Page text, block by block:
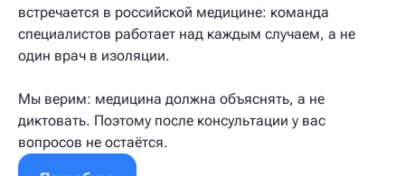
встречается в российской медицине: команда
специалистов работает над каждым случаем, а не
один врач в изоляции.
Мы верим: медицина должна объяснять, а не
диктовать. Поэтому после консультации у вас
вопросов не остаётся.